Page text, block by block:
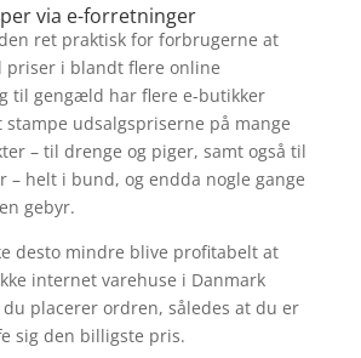
via e-forretninger
ret praktisk for forbrugerne at
priser i blandt flere online
til gengæld har flere e-butikker
udsalgspriserne på mange
– til drenge og piger, samt også til
– helt i bund, og endda nogle gange
gebyr.
desto mindre blive profitabelt at
internet varehuse i Danmark
placerer ordren, således at du er
sig den billigste pris.